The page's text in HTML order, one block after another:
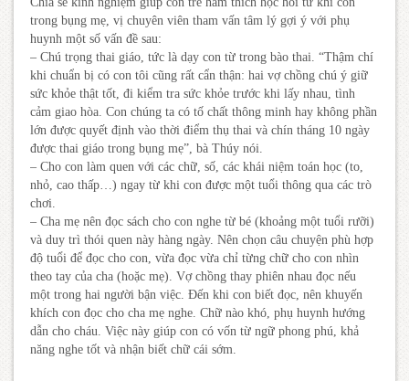
trong bụng mẹ, vị chuyên viên tham vấn tâm lý gợi ý với phụ
huynh một số vấn đề sau:
– Chú trọng thai giáo, tức là dạy con từ trong bào thai. “Thậm chí
khi chuẩn bị có con tôi cũng rất cẩn thận: hai vợ chồng chú ý giữ
sức khỏe thật tốt, đi kiểm tra sức khỏe trước khi lấy nhau, tình
cảm giao hòa. Con chúng ta có tố chất thông minh hay không phần
lớn được quyết định vào thời điểm thụ thai và chín tháng 10 ngày
được thai giáo trong bụng mẹ”, bà Thúy nói.
– Cho con làm quen với các chữ, số, các khái niệm toán học (to,
nhỏ, cao thấp…) ngay từ khi con được một tuổi thông qua các trò
chơi.
– Cha mẹ nên đọc sách cho con nghe từ bé (khoảng một tuổi rưỡi)
và duy trì thói quen này hàng ngày. Nên chọn câu chuyện phù hợp
độ tuổi để đọc cho con, vừa đọc vừa chỉ từng chữ cho con nhìn
theo tay của cha (hoặc mẹ). Vợ chồng thay phiên nhau đọc nếu
một trong hai người bận việc. Đến khi con biết đọc, nên khuyến
khích con đọc cho cha mẹ nghe. Chữ nào khó, phụ huynh hướng
dẫn cho cháu. Việc này giúp con có vốn từ ngữ phong phú, khả
năng nghe tốt và nhận biết chữ cái sớm.